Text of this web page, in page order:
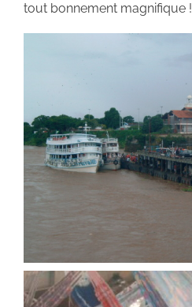
tout bonnement magnifique !